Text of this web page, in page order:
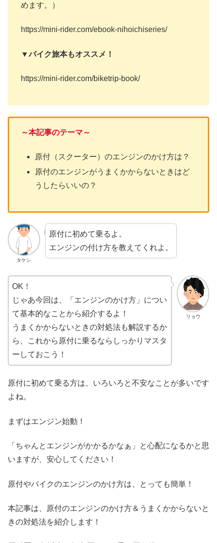
めます。）
https://mini-rider.com/ebook-nihoichiseries/
▼バイク旅本もオススメ！
https://mini-rider.com/biketrip-book/
～本記事のテーマ～
原付（スクーター）のエンジンのかけ方は？
原付のエンジンがうまくかからないときはど
うしたらいいの？
タケシ
原付に初めて乗るよ。
エンジンの付け方を教えてくれよ。
リョウ
OK！
じゃあ今回は、「エンジンのかけ方」につい
て基本的なことから紹介するよ！
うまくかからないときの対処法も解説するか
ら、これから原付に乗るならしっかりマスタ
ーしておこう！
原付に初めて乗る方は、いろいろと不安なことが多いです
よね。
まずはエンジン始動！
「ちゃんとエンジンがかかるかなぁ」と心配になるかと思
いますが、安心してください！
原付やバイクのエンジンのかけ方は、とっても簡単！
本記事は、原付のエンジンのかけ方＆うまくかからないと
きの対処法を紹介します！